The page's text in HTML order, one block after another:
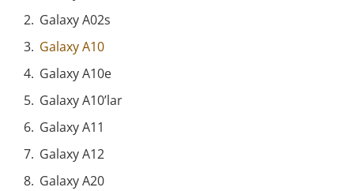
Galaxy A02s
Galaxy A10
Galaxy A10e
Galaxy A10’lar
Galaxy A11
Galaxy A12
Galaxy A20